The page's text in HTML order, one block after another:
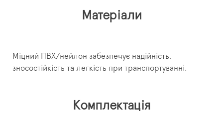
Матеріали
Міцний ПВХ/нейлон забезпечує надійність,
зносостійкість та легкість при транспортуванні.
Комплектація